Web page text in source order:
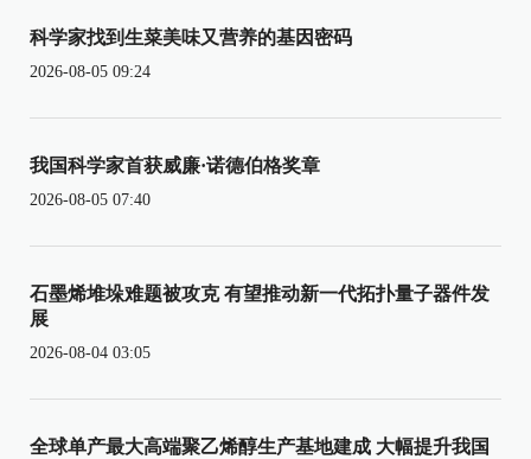
科学家找到生菜美味又营养的基因密码
2026-08-05 09:24
我国科学家首获威廉·诺德伯格奖章
2026-08-05 07:40
石墨烯堆垛难题被攻克 有望推动新一代拓扑量子器件发
展
2026-08-04 03:05
全球单产最大高端聚乙烯醇生产基地建成 大幅提升我国